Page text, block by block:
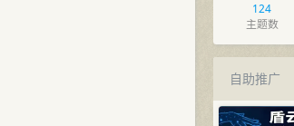
124
主题数
自助推广